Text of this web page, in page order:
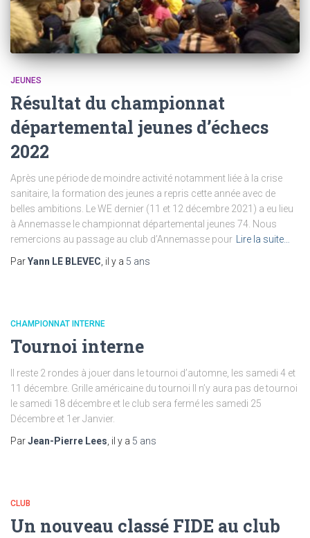
JEUNES
Résultat du championnat
départemental jeunes d’échecs
2022
Après une période de moindre activité notamment liée à la crise
sanitaire, la formation des jeunes a repris cette année avec de
belles ambitions. Le WE dernier (11 et 12 décembre 2021) a eu lieu
à Annemasse le championnat départemental jeunes 74. Nous
remercions au passage au club d’Annemasse pour
Lire la suite…
ParYann LE BLEVEC , il y a 5 ans
CHAMPIONNAT INTERNE
Tournoi interne
Il reste 2 rondes à jouer dans le tournoi d’automne, les samedi 4 et
11 décembre. Grille américaine du tournoi Il n’y aura pas de tournoi
le samedi 18 décembre et le club sera fermé les samedi 25
Décembre et 1er Janvier.
ParJean-Pierre Lees , il y a 5 ans
CLUB
Un nouveau classé FIDE au club